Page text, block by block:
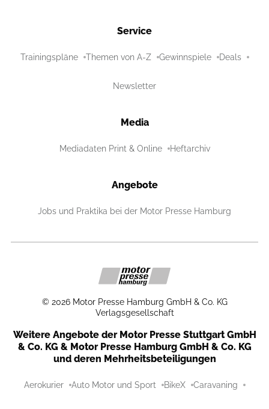
Service
Trainingspläne Themen von A-Z Gewinnspiele Deals
Newsletter
Media
Mediadaten Print & Online Heftarchiv
Angebote
Jobs und Praktika bei der Motor Presse Hamburg
© 2026 Motor Presse Hamburg GmbH & Co. KG
Verlagsgesellschaft
Weitere Angebote der Motor Presse Stuttgart GmbH
& Co. KG & Motor Presse Hamburg GmbH & Co. KG
und deren Mehrheitsbeteiligungen
Aerokurier Auto Motor und Sport BikeX Caravaning